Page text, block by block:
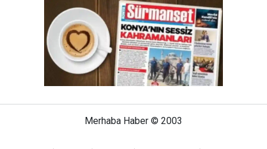
Merhaba Haber © 2003